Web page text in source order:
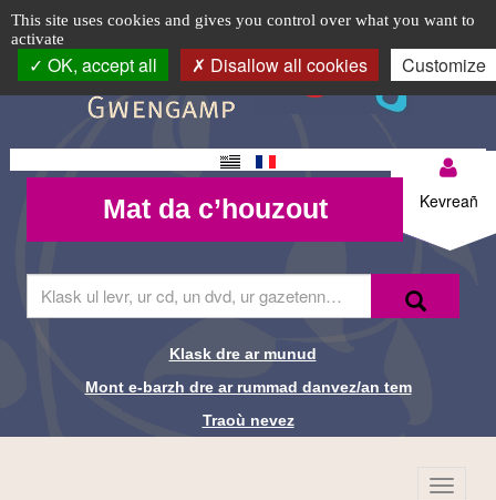
Cookie management panel
This site uses cookies and gives you control over what you want to
activate
OK, accept all Disallow all cookies Customize
TPL_C3RB_RGAA_EVITEMENT_MENU
TPL_C3RB_RGAA_EVITEMENT_CONTENT
TPL_C3RB_RGAA_EVITEMENT_LOGIN
Abadennoù
tremenet
Logo
top-
BR
Changement
de langue
Mon
compte-
Kevreañ
Mat da
c’houzout
Mat da c’houzout
Recherche-
Br
al
Liens de
Klask dre ar munud
Mont e-barzh dre ar rummad danvez/an tem
Traoù nevez